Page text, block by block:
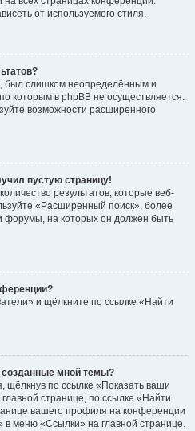
от используемого стиля.
был слишком неопределённым и
которым в phpBB не осуществляется.
возможности расширенного
пустую страницу!
результатов, которые веб-
«Расширенный поиск», более
форумы, на которых он должен быть
и щёлкните по ссылке «Найти
созданные мной темы?
по ссылке «Показать ваши
странице, по ссылке «Найти
вашего профиля на конференции
меню «Ссылки» на главной странице.